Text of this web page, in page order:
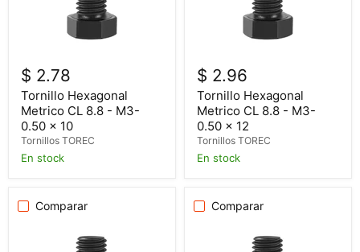
$ 2.78
Tornillo Hexagonal
Metrico CL 8.8 - M3-
0.50 x 10
Tornillos TOREC
En stock
$ 2.96
Tornillo Hexagonal
Metrico CL 8.8 - M3-
0.50 x 12
Tornillos TOREC
En stock
Comparar Comparar